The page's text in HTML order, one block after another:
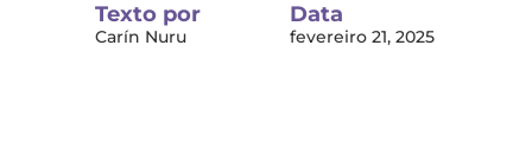
Texto por
Carín Nuru
Data
fevereiro 21, 2025